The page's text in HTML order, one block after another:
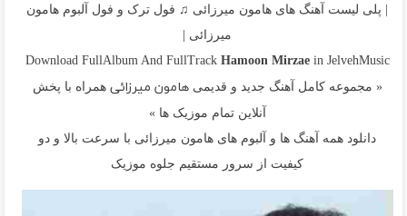
| پلی لیست آهنگ های هامون میرزائی ♫ فول ترک و فول آلبوم هامون
میرزائی |
Download FullAlbum And FullTrack Hamoon Mirzae in JelvehMusic
« مجموعه کامل آهنگ جدید و قدیمیهامون میرزائی همراه با پخش
آنلاین تمام موزیک ها »
دانلود همه آهنگ ها و آلبوم های هامون میرزائی با سرعت بالا و دو
کیفیت از سرور مستقیم جلوه موزیک